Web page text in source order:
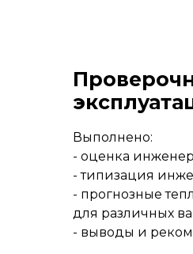
Выполнено:
- оценка
- типизация
- прогнозные
для различных
- выводы и